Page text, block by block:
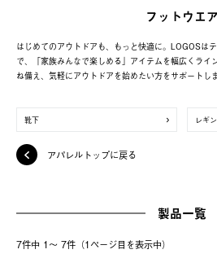
フットウエア
はじめてのアウトドアも、もっと快適に。LOGOSは
で、「家族みんなで楽しめる」アイテムを幅広くライ
ね備え、気軽にアウトドアを始めたい方をサポートし
靴下 レギ
アパレルトップに戻る
製品一覧
7件中 1〜 7件（1ページ⽬を表⽰中）